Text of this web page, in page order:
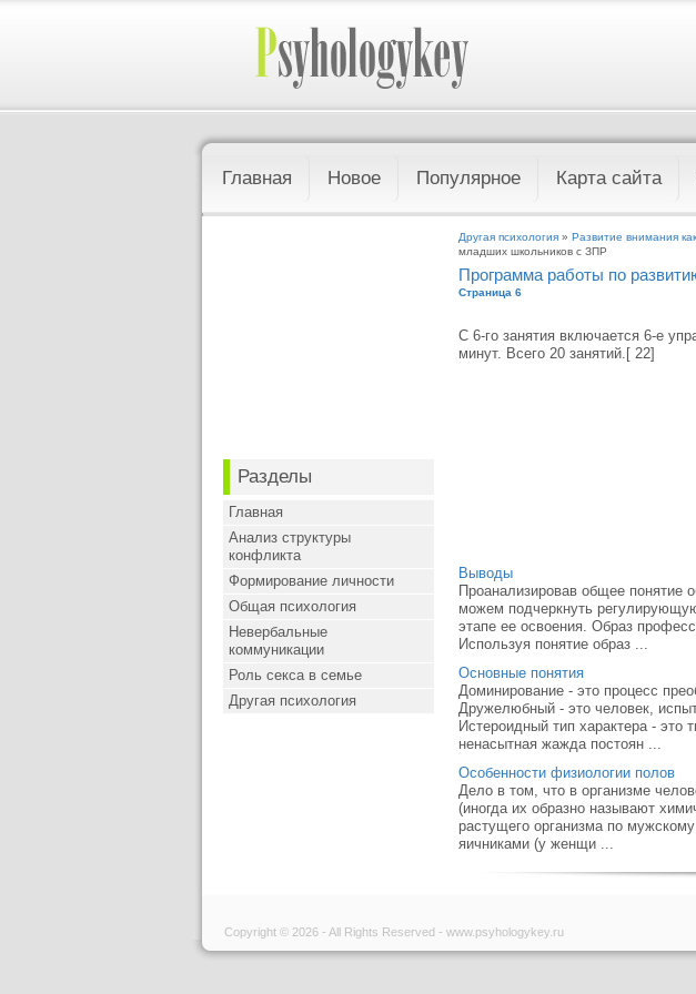
Главная Новое Популярное Карта сайта
Разделы
Главная
Анализ структуры
конфликта
Формирование личности
Общая психология
Невербальные
коммуникации
Роль секса в семье
Другая психология
Другая психология » Развитие внимания
младших школьников с ЗПР
Программа работы по
Страница 6
С 6-го занятия включается 6-е
минут. Всего 20 занятий.[ 22]
Выводы
Проанализировав общее понятие
можем подчеркнуть
этапе ее освоения. Образ
Используя понятие образ ...
Основные понятия
Доминирование - это процесс
Дружелюбный - это человек,
Истероидный тип характера - это
ненасытная жажда постоян ...
Особенности физиологии полов
Дело в том, что в организме
(иногда их образно называют
растущего организма по
яичниками (у женщи ...
Copyright © 2026 - All Rights Reserved - www.psyhologykey.ru